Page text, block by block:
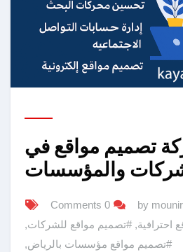
تصميم مواقع في
والمؤسسات
by mounir
0 Comments
احترافية,#تصميم مواقع للشركات,
#تصميم مواقع مؤسسات بالرياض,